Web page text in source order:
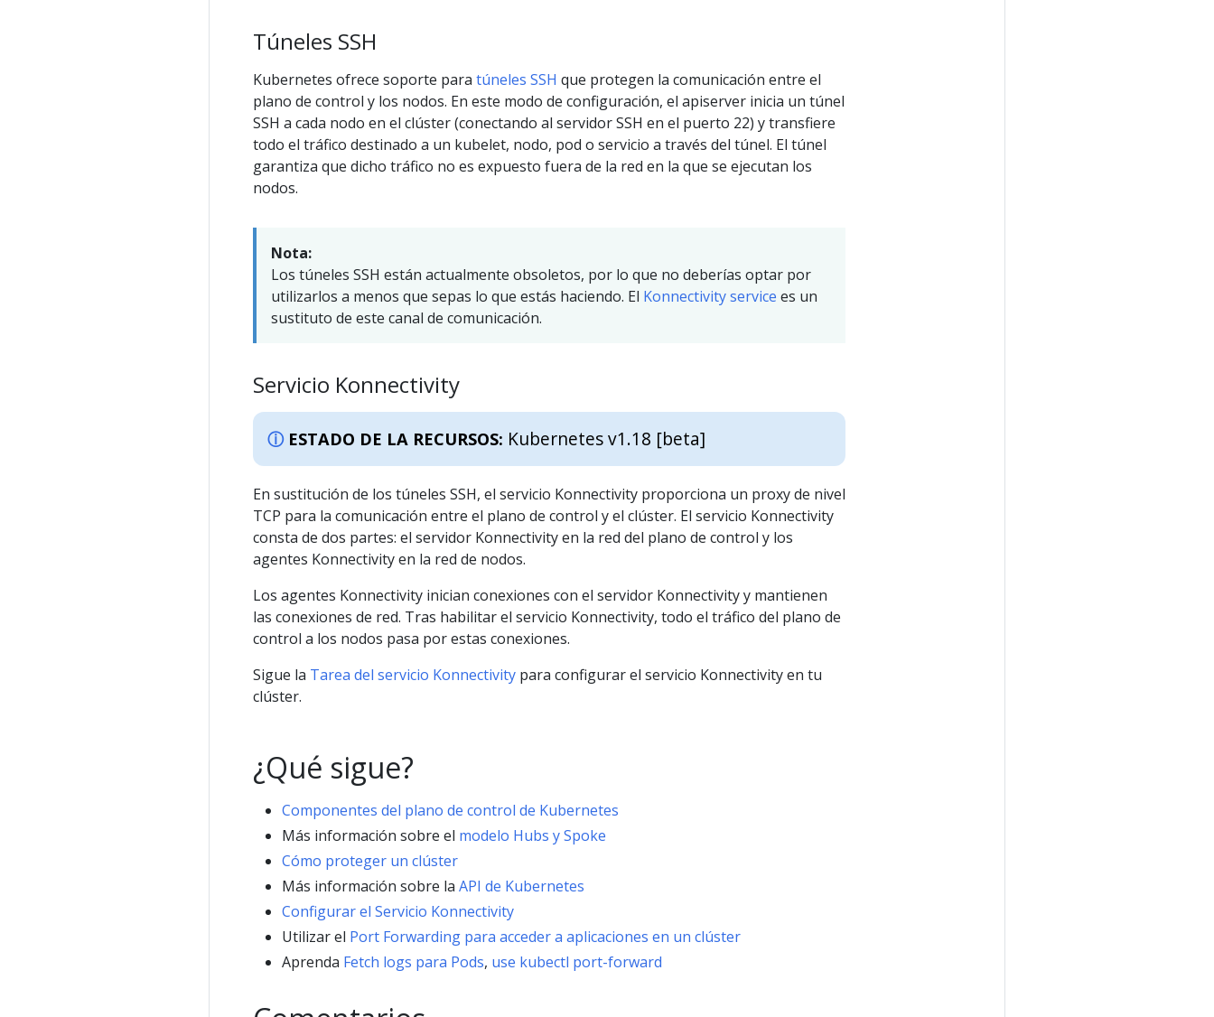
Túneles SSH
Kubernetes ofrece soporte para túneles SSH que protegen la comunicación entre el
plano de control y los nodos. En este modo de configuración, el apiserver inicia un túnel
SSH a cada nodo en el clúster (conectando al servidor SSH en el puerto 22) y transfiere
todo el tráfico destinado a un kubelet, nodo, pod o servicio a través del túnel. El túnel
garantiza que dicho tráfico no es expuesto fuera de la red en la que se ejecutan los
nodos.
Nota:
Los túneles SSH están actualmente obsoletos, por lo que no deberías optar por
utilizarlos a menos que sepas lo que estás haciendo. El Konnectivity service es un
sustituto de este canal de comunicación.
Servicio Konnectivity
ESTADO DE LA RECURSOS: Kubernetes v1.18 [beta]
En sustitución de los túneles SSH, el servicio Konnectivity proporciona un proxy de nivel
TCP para la comunicación entre el plano de control y el clúster. El servicio Konnectivity
consta de dos partes: el servidor Konnectivity en la red del plano de control y los
agentes Konnectivity en la red de nodos.
Los agentes Konnectivity inician conexiones con el servidor Konnectivity y mantienen
las conexiones de red. Tras habilitar el servicio Konnectivity, todo el tráfico del plano de
control a los nodos pasa por estas conexiones.
Sigue la Tarea del servicio Konnectivity para configurar el servicio Konnectivity en tu
clúster.
¿Qué sigue?
Componentes del plano de control de Kubernetes
Más información sobre el modelo Hubs y Spoke
Cómo proteger un clúster
Más información sobre la API de Kubernetes
Configurar el Servicio Konnectivity
Utilizar el Port Forwarding para acceder a aplicaciones en un clúster
Aprenda Fetch logs para Pods, use kubectl port-forward